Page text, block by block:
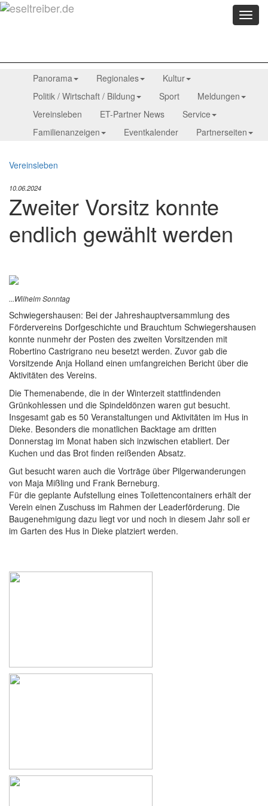
Menü
Panorama Regionales
Kultur
Politik / Wirtschaft / Bildung
Sport
Meldungen
Vereinsleben
ET-Partner News
Service
Familienanzeigen
Eventkalender Partnerseiten
Vereinsleben
10.06.2024
Zweiter Vorsitz konnte
endlich gewählt werden
...Wilhelm Sonntag
Schwiegershausen: Bei der Jahreshauptversammlung des
Fördervereins Dorfgeschichte und Brauchtum Schwiegershausen
konnte nunmehr der Posten des zweiten Vorsitzenden mit
Robertino Castrigrano neu besetzt werden. Zuvor gab die
Vorsitzende Anja Holland einen umfangreichen Bericht über die
Aktivitäten des Vereins.
Die Themenabende, die in der Winterzeit stattfindenden
Grünkohlessen und die Spindeldönzen waren gut besucht.
Insgesamt gab es 50 Veranstaltungen und Aktivitäten im Hus in
Dieke. Besonders die monatlichen Backtage am dritten
Donnerstag im Monat haben sich inzwischen etabliert. Der
Kuchen und das Brot finden reißenden Absatz.
Gut besucht waren auch die Vorträge über Pilgerwanderungen
von Maja Mißling und Frank Berneburg.
Für die geplante Aufstellung eines Toilettencontainers erhält der
Verein einen Zuschuss im Rahmen der Leaderförderung. Die
Baugenehmigung dazu liegt vor und noch in diesem Jahr soll er
im Garten des Hus in Dieke platziert werden.